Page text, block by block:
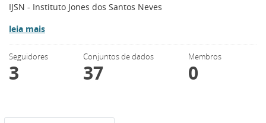
IJSN - Instituto Jones dos Santos Neves
leia mais
Seguidores
3
Conjuntos de dados
37
Membros
0